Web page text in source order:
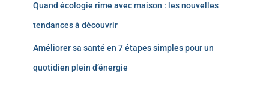
Quand écologie rime avec maison : les nouvelles
tendances à découvrir
Améliorer sa santé en 7 étapes simples pour un
quotidien plein d’énergie